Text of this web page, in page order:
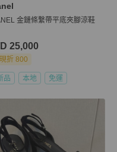
金鏈條繫帶平底夾腳涼鞋
25,000
現折 800
品 本地 免運